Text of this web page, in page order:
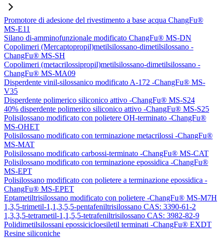
Promotore di adesione del rivestimento a base acqua ChangFu®
MS-E11
Silano di-amminofunzionale modificato ChangFu® MS-DN
Copolimeri (Mercaptopropil)metilsilossano-dimetilsilossano -
ChangFu® MS-SH
Copolimeri (metacrilossipropil)metilsilossano-dimetilsilossano -
ChangFu® MS-MA09
Disperdente vinil-silossanico modificato A-172 -ChangFu® MS-
V35
Disperdente polimerico siliconico attivo -ChangFu® MS-S24
40% disperdente polimerico siliconico attivo -ChangFu® MS-S25
Polisilossano modificato con polietere OH-terminato -ChangFu®
MS-OHET
Polisilossano modificato con terminazione metacrilossi -ChangFu®
MS-MAT
Polisilossano modificato carbossi-terminato -ChangFu® MS-CAT
Polisilossano modificato con terminazione epossidica -ChangFu®
MS-EPT
Polisilossano modificato con polietere a terminazione epossidica -
ChangFu® MS-EPET
Eptametiltrisilossano modificato con polietere -ChangFu® MS-M7H
1,3,5-trimetil-1,1,3,5,5-pentafeniltrisilossano CAS: 3390-61-2
1,3,3,5-tetrametil-1,1,5,5-tetrafeniltrisilossano CAS: 3982-82-9
Polidimetilsilossani epossicicloesiletil terminati -ChangFu® EXDT
Resine siliconiche